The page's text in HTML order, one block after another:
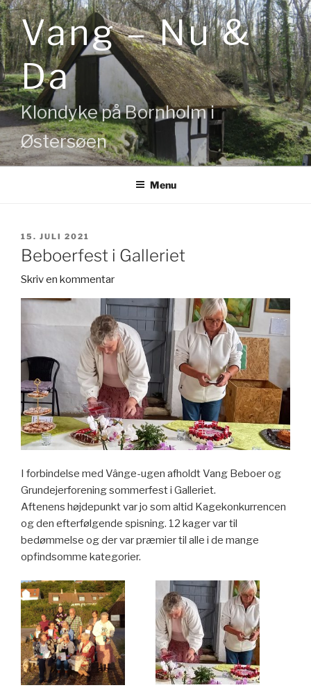
Videre
til
indholdVang – Nu &
Da
Klondyke på Bornholm i
Østersøen
Menu
UDGIVET
DEN
15. JULI 2021
Beboerfest i Galleriet
Skriv en kommentar
I forbindelse med Vânge-ugen afholdt Vang Beboer og
Grundejerforening sommerfest i Galleriet.
Aftenens højdepunkt var jo som altid Kagekonkurrencen
og den efterfølgende spisning. 12 kager var til
bedømmelse og der var præmier til alle i de mange
opfindsomme kategorier.